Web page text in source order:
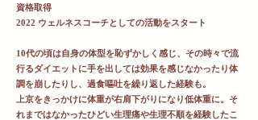
資格取得
2022 ウェルネスコーチとしての活動をスタート
10代の頃は自身の体型を恥ずかしく感じ、その時々で流
行るダイエットに手を出しては効果を感じなかったり体
調を崩したりし、過食嘔吐を繰り返した経験も。
上京をきっかけに体重が右肩下がりになり低体重に。そ
れまではなかったひどい生理痛や生理不順を経験したこ